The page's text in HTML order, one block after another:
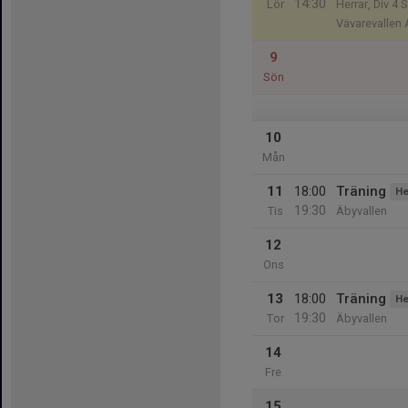
Lör
14:30
Herrar, Div 4
Vävarevallen
9
Sön
10
Mån
11
Tis
18:00
19:30
Träning
Äbyvallen
12
Ons
13
Tor
18:00
19:30
Träning
Äbyvallen
14
Fre